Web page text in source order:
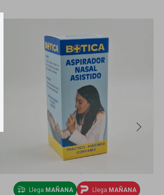
Llega MAÑANA Llega MAÑANA